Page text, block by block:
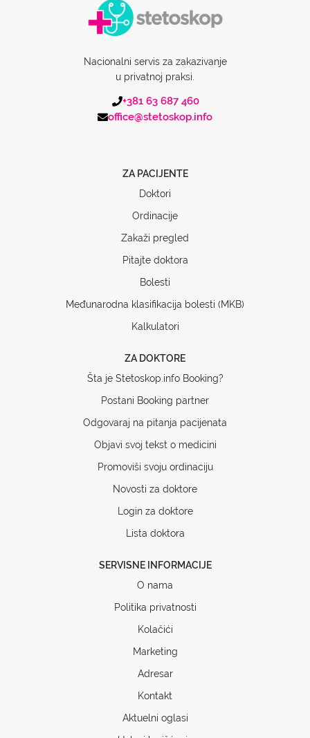
Nacionalni servis za zakazivanje
u privatnoj praksi.
+381 63 687 460
office@stetoskop.info
ZA PACIJENTE
Doktori
Ordinacije
Zakaži pregled
Pitajte doktora
Bolesti
Međunarodna klasifikacija bolesti (MKB)
Kalkulatori
ZA DOKTORE
Šta je Stetoskop.info Booking?
Postani Booking partner
Odgovaraj na pitanja pacijenata
Objavi svoj tekst o medicini
Promoviši svoju ordinaciju
Novosti za doktore
Login za doktore
Lista doktora
SERVISNE INFORMACIJE
O nama
Politika privatnosti
Kolačići
Marketing
Adresar
Kontakt
Aktuelni oglasi